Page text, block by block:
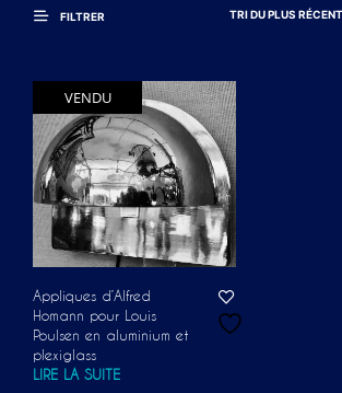
FILTRER TRI DU PLUS
VENDU
Appliques d’Alfred
Homann pour Louis
Poulsen en aluminium et
plexiglass
LIRE LA SUITE